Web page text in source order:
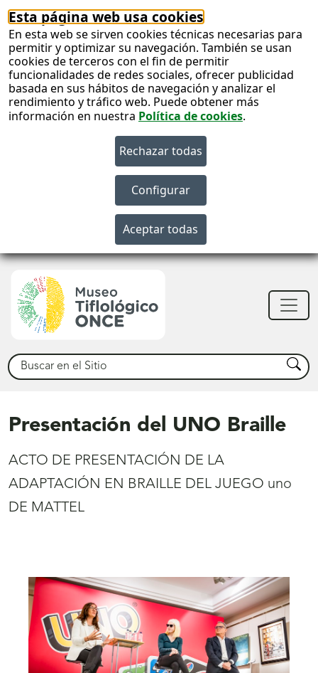
Esta página web usa cookies
En esta web se sirven cookies técnicas necesarias para
permitir y optimizar su navegación. También se usan
cookies de terceros con el fin de permitir
funcionalidades de redes sociales, ofrecer publicidad
basada en sus hábitos de navegación y analizar el
rendimiento y tráfico web. Puede obtener más
información en nuestra Política de cookies.
Buscar Buscar
Presentación del UNO Braille
ACTO DE PRESENTACIÓN DE LA
ADAPTACIÓN EN BRAILLE DEL JUEGO uno
DE MATTEL